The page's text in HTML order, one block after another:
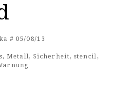
# 05/08/13
, Metall, Sicherheit, stencil,